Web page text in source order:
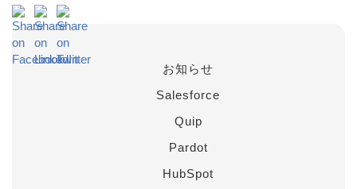
お知らせ
Salesforce
Quip
Pardot
HubSpot